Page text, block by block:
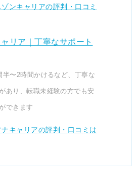
ンキャリアの評判・口コミ
リア｜丁寧なサポート
半〜2時間かけるなど、丁寧な
あり、転職未経験の方でも安
できます
ナキャリアの評判・口コミは